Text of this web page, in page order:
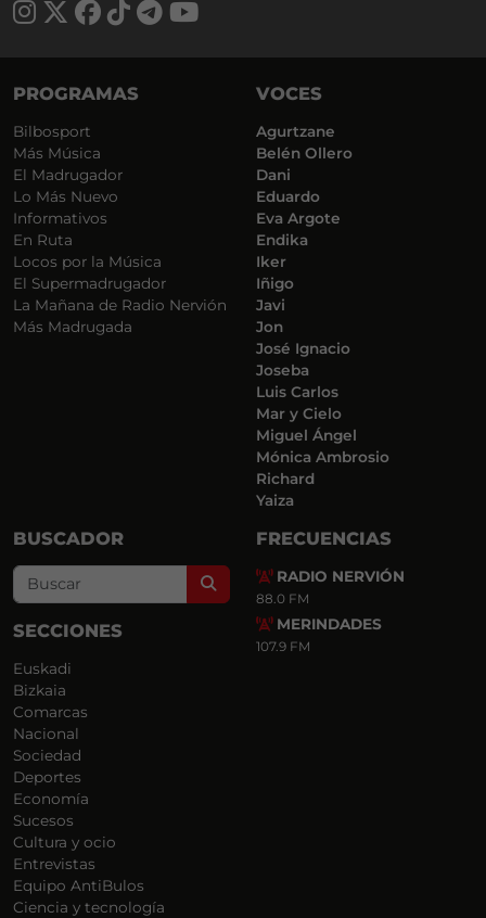
PROGRAMAS
Bilbosport
Más Música
El Madrugador
Lo Más Nuevo
Informativos
En Ruta
Locos por la Música
El Supermadrugador
La Mañana de Radio Nervión
Más Madrugada
VOCES
Agurtzane
Belén Ollero
Dani
Eduardo
Eva Argote
Endika
Iker
Iñigo
Javi
Jon
José Ignacio
Joseba
Luis Carlos
Mar y Cielo
Miguel Ángel
Mónica Ambrosio
Richard
Yaiza
BUSCADOR
Search
SECCIONES
Euskadi
Bizkaia
Comarcas
Nacional
Sociedad
Deportes
Economía
Sucesos
Cultura y ocio
Entrevistas
Equipo AntiBulos
Ciencia y tecnología
FRECUENCIAS
RADIO NERVIÓN
88.0 FM
MERINDADES
107.9 FM